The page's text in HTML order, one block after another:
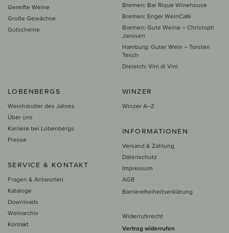
Gereifte Weine
Große Gewächse
Gutscheine
Bremen: Bar Rique Winehouse
Bremen: Engel WeinCafé
Bremen: Gute Weine – Christoph
Janssen
Hamburg: Guter Wein – Torsten
Tesch
Dreieich: Vini di Vini
LOBENBERGS
Weinhändler des Jahres
Über uns
Karriere bei Lobenbergs
Presse
SERVICE & KONTAKT
Fragen & Antworten
Kataloge
Downloads
Weinarchiv
Kontakt
WINZER
Winzer A–Z
INFORMATIONEN
Versand & Zahlung
Datenschutz
Impressum
AGB
Barrierefreiheitserklärung
Widerrufsrecht
Vertrag widerrufen